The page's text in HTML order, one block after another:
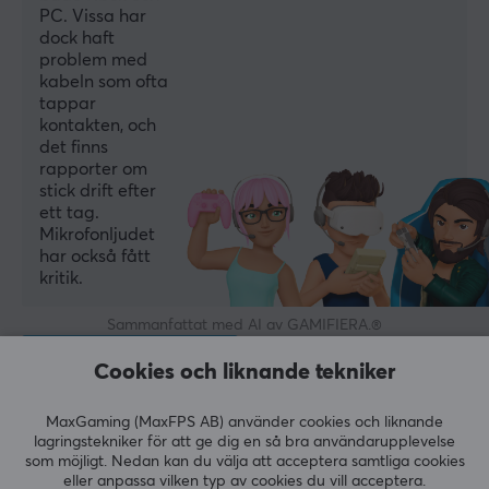
SPECIFIKATIONER
ANSLUTNING
Anslutning
USB
Trådlös
Nej
Kompatibilitet
PC, Xbox One, Xbox Series
EGENSKAPER
GARANTI
PC. Vissa har
dock haft
problem med
kabeln som ofta
tappar
kontakten, och
det finns
rapporter om
stick drift efter
ett tag.
Mikrofonljudet
har också fått
kritik.
Sammanfattat med AI av GAMIFIERA.®
Relevans
Alla recensioner
Cookies och liknande tekniker
MaxGaming (MaxFPS AB) använder cookies och liknande
lagringstekniker för att ge dig en så bra användarupplevelse
som möjligt. Nedan kan du välja att acceptera samtliga cookies
eller anpassa vilken typ av cookies du vill acceptera.